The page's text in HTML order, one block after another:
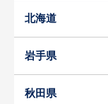
北海道
岩手県
秋田県